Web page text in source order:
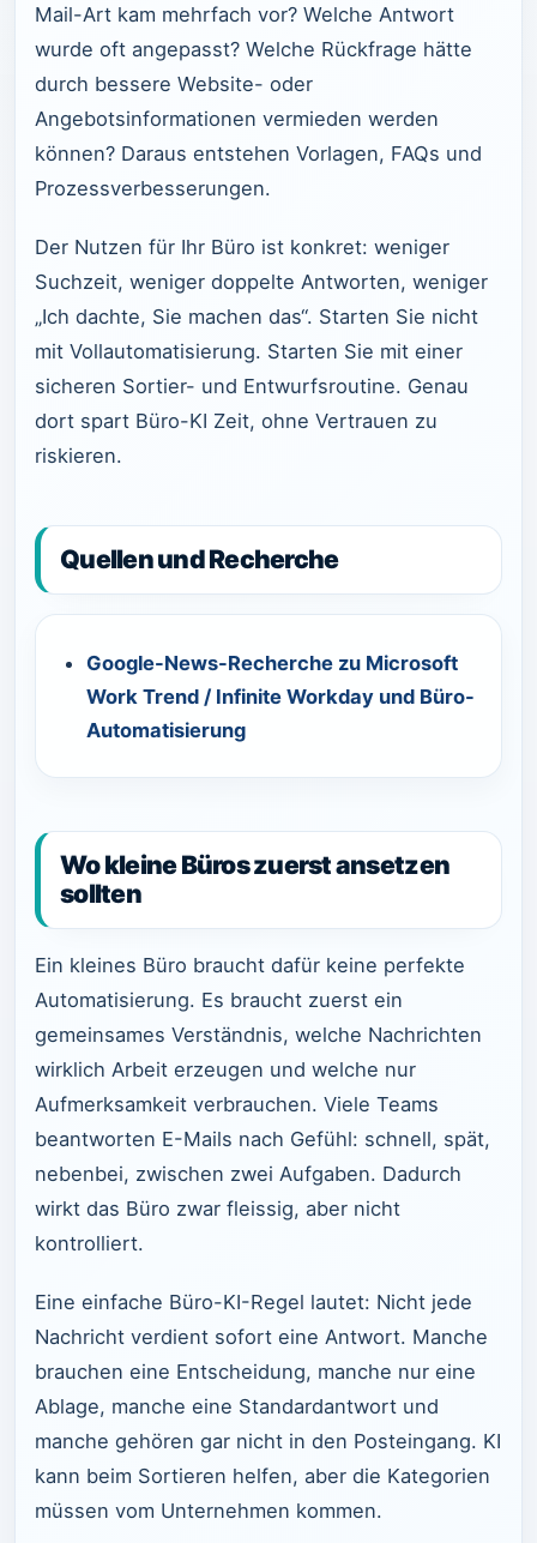
Mail-Art kam mehrfach vor? Welche Antwort
wurde oft angepasst? Welche Rückfrage hätte
durch bessere Website- oder
Angebotsinformationen vermieden werden
können? Daraus entstehen Vorlagen, FAQs und
Prozessverbesserungen.
Der Nutzen für Ihr Büro ist konkret: weniger
Suchzeit, weniger doppelte Antworten, weniger
„Ich dachte, Sie machen das“. Starten Sie nicht
mit Vollautomatisierung. Starten Sie mit einer
sicheren Sortier- und Entwurfsroutine. Genau
dort spart Büro-KI Zeit, ohne Vertrauen zu
riskieren.
Quellen und Recherche
Google-News-Recherche zu Microsoft
Work Trend / Infinite Workday und Büro-
Automatisierung
Wo kleine Büros zuerst ansetzen
sollten
Ein kleines Büro braucht dafür keine perfekte
Automatisierung. Es braucht zuerst ein
gemeinsames Verständnis, welche Nachrichten
wirklich Arbeit erzeugen und welche nur
Aufmerksamkeit verbrauchen. Viele Teams
beantworten E-Mails nach Gefühl: schnell, spät,
nebenbei, zwischen zwei Aufgaben. Dadurch
wirkt das Büro zwar fleissig, aber nicht
kontrolliert.
Eine einfache Büro-KI-Regel lautet: Nicht jede
Nachricht verdient sofort eine Antwort. Manche
brauchen eine Entscheidung, manche nur eine
Ablage, manche eine Standardantwort und
manche gehören gar nicht in den Posteingang. KI
kann beim Sortieren helfen, aber die Kategorien
müssen vom Unternehmen kommen.